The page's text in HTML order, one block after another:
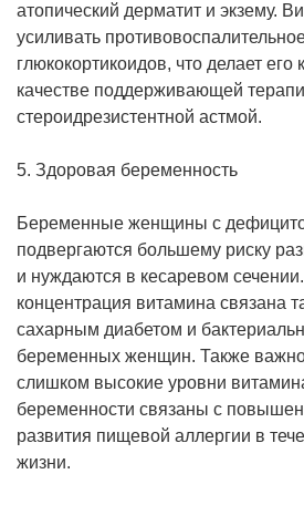
атопический дерматит и экзему.
усиливать
глюкокортикоидов, что делает
качестве поддерживающей
стероидрезистентной астмой.
5. Здоровая беременность
Беременные женщины с
подвергаются большему риску
и нуждаются в кесаревом
концентрация витамина связана
сахарным диабетом и
беременных женщин. Также важно
слишком высокие уровни
беременности связаны с
развития пищевой аллергии в
жизни.